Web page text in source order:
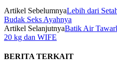
Artikel SebelumnyaLebih dari
Budak Seks Ayahnya
Artikel SelanjutnyaBatik Air
20 kg dan WIFE
BERITA TERKAIT